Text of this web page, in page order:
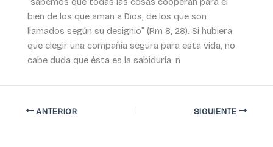
bien de los que aman a Dios, de los que son
llamados según su designio” (Rm 8, 28). Si hubiera
que elegir una compañía segura para esta vida, no
cabe duda que ésta es la sabiduría. n
ANTERIOR SIGUIENTE